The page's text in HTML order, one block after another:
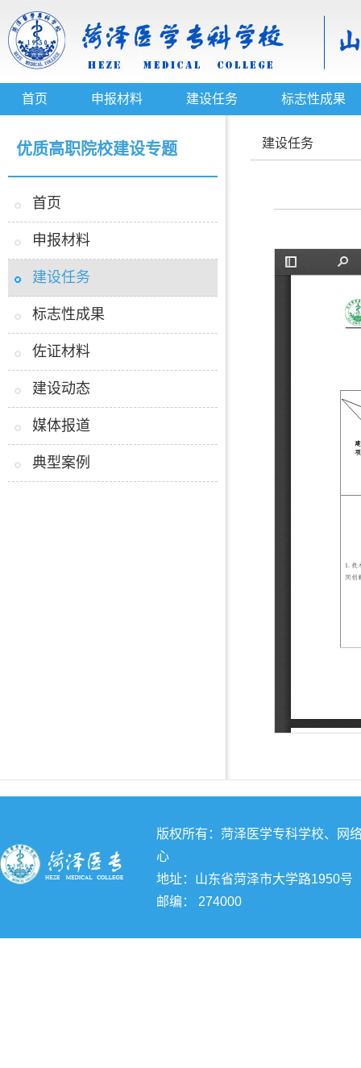
首页 申报材料 建设任务 标志性成果
优质高职院校建设专题
首页
申报材料
建设任务
标志性成果
佐证材料
建设动态
媒体报道
典型案例
建设任务
版权所有：菏泽医学专科学校、网
心
地址：山东省菏泽市大学路1950号
邮编： 274000